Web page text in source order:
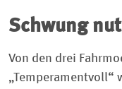
Schwung
Von den drei
„Temperamentvoll“